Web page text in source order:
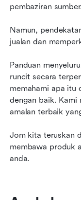
pembaziran
Namun,
jualan dan
Panduan
runcit secara
memahami apa itu
dengan baik. Kami
amalan terbaik
Jom kita teruskan
membawa produk
anda.